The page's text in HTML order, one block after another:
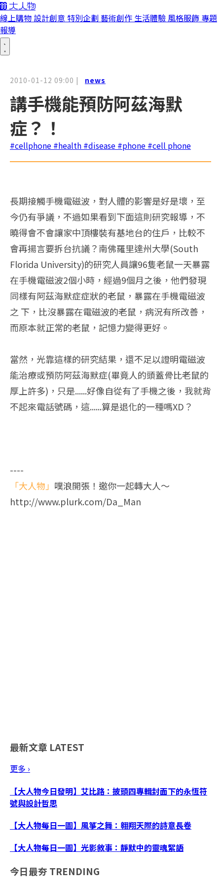
線上購物 設計創意 特別企劃 藝術創作 生活體驗 風格服飾 專題
報導
2010-01-12 09:00 | news
講手機能預防阿茲海默
症？！
#cellphone #health #disease #phone #cell phone
長期接觸手機電磁波，對人體的影響是好是壞，至
今仍有爭議，不過如果看到下面這則研究報導，不
曉得會不會讓家中頂樓裝有基地台的住戶，比較不
會再揚言要拆台抗議？南佛羅里達州大學(South
Florida University)的研究人員讓96隻老鼠一天暴露
在手機電磁波2個小時，經過9個月之後，他們發現
同樣有阿茲海默症症狀的老鼠，暴露在手機電磁波
之 下，比沒暴露在電磁波的老鼠，病況有所改善，
而原本就正常的老鼠，記憶力變得更好。
當然，光靠這樣的研究結果，還不足以證明電磁波
能治療或預防阿茲海默症(畢竟人的頭蓋骨比老鼠的
厚上許多)，只是......好像自從有了手機之後，我就背
不起來電話號碼，這......算是退化的一種嗎XD？
----
「大人物」 噗浪開張！邀你一起轉大人～
http://www.plurk.com/Da_Man
最新文章 LATEST
更多 ›
【大人物今日發明】艾比路：披頭四專輯封面下的永恆符
號與設計哲思
【大人物每日一圖】風箏之舞：翱翔天際的詩意長卷
【大人物每日一圖】光影敘事：靜默中的靈魂絮語
今日最夯 TRENDING